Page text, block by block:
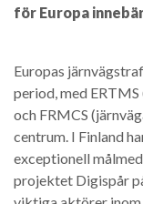
för Europa
Europas
period, med
och FRMCS
centrum. I Finland
exceptionell
projektet Digispår